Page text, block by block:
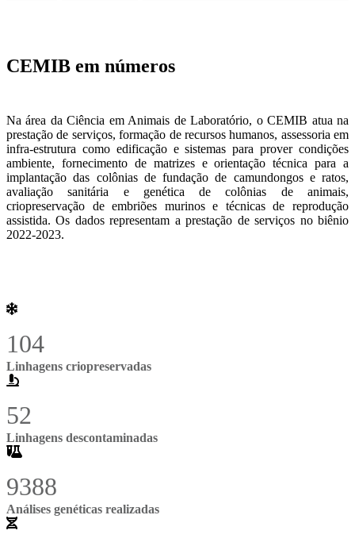
CEMIB em números
Na área da Ciência em Animais de Laboratório, o CEMIB atua na
prestação de serviços, formação de recursos humanos, assessoria em
infra-estrutura como edificação e sistemas para prover condições
ambiente, fornecimento de matrizes e orientação técnica para a
implantação das colônias de fundação de camundongos e ratos,
avaliação sanitária e genética de colônias de animais,
criopreservação de embriões murinos e técnicas de reprodução
assistida. Os dados representam a prestação de serviços no biênio
2022-2023.
104
Linhagens criopreservadas
52
Linhagens descontaminadas
9388
Análises genéticas realizadas